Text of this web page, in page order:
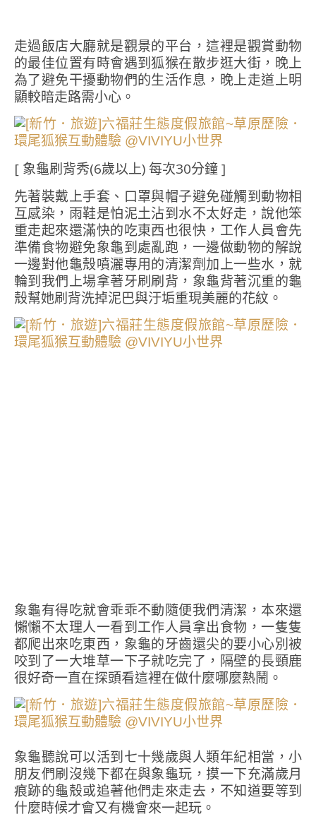
走過飯店大廳就是觀景的平台，這裡是觀賞動物
的最佳位置有時會遇到狐猴在散步逛大街，晚上
為了避免干擾動物們的生活作息，晚上走道上明
顯較暗走路需小心。
[ 象龜刷背秀(6歲以上) 每次30分鐘 ]
先著裝戴上手套、口罩與帽子避免碰觸到動物相
互感染，雨鞋是怕泥土沾到水不太好走，說他笨
重走起來還滿快的吃東西也很快，工作人員會先
準備食物避免象龜到處亂跑，一邊做動物的解說
一邊對他龜殼噴灑專用的清潔劑加上一些水，就
輪到我們上場拿著牙刷刷背，象龜背著沉重的龜
殼幫她刷背洗掉泥巴與汙垢重現美麗的花紋。
象龜有得吃就會乖乖不動隨便我們清潔，本來還
懶懶不太理人一看到工作人員拿出食物，一隻隻
都爬出來吃東西，象龜的牙齒還尖的要小心別被
咬到了一大堆草一下子就吃完了，隔壁的長頸鹿
很好奇一直在探頭看這裡在做什麼哪麼熱鬧。
象龜聽說可以活到七十幾歲與人類年紀相當，小
朋友們刷沒幾下都在與象龜玩，摸一下充滿歲月
痕跡的龜殼或追著他們走來走去，不知道要等到
什麼時候才會又有機會來一起玩。